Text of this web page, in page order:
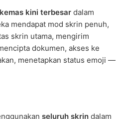
kemas kini terbesar dalam
mendapat mod skrin penuh,
skrin utama, mengirim
dokumen, akses ke
menetapkan status emoji —
seluruh skrin dalam